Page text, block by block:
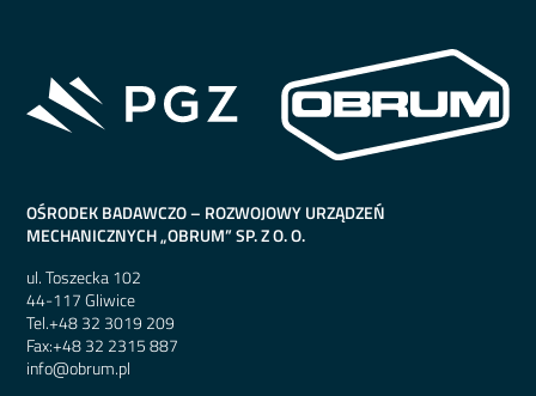
OŚRODEK BADAWCZO – ROZWOJOWY URZĄDZEŃ
MECHANICZNYCH „OBRUM” SP. Z O. O.
ul. Toszecka 102
44-117 Gliwice
Tel.+48 32 3019 209
Fax:+48 32 2315 887
info@obrum.pl